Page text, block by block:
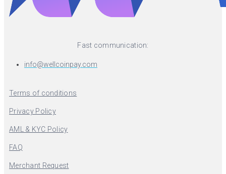
Fast communication:
info@wellcoinpay.com
Terms of conditions
Privacy Policy
AML & KYC Policy
FAQ
Merchant Request